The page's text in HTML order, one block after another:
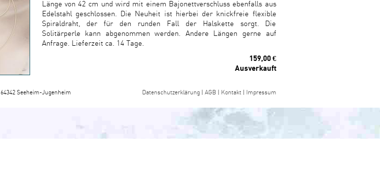
Länge von 42 cm und wird mit einem Bajonettverschluss ebenfalls aus
Edelstahl geschlossen. Die Neuheit ist hierbei der knickfreie flexible
Spiraldraht, der für den runden Fall der Halskette sorgt. Die
Solitärperle kann abgenommen werden. Andere Längen gerne auf
Anfrage. Lieferzeit ca. 14 Tage.
159,00 €
Ausverkauft
64342 Seeheim-Jugenheim Datenschutzerklärung| AGB Kontakt| Impressum